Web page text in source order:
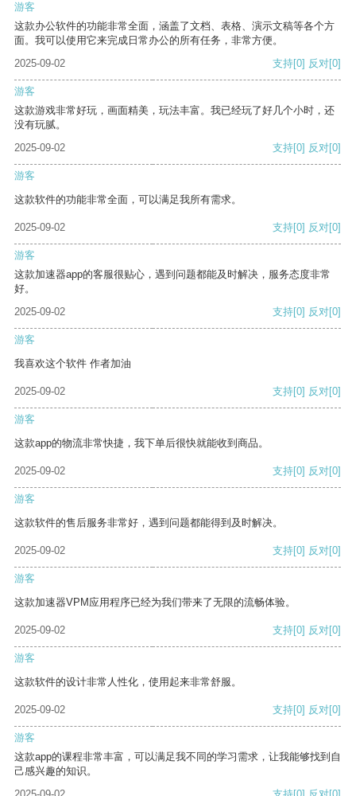
游客
这款办公软件的功能非常全面，涵盖了文档、表格、演示文稿等各个方
面。我可以使用它来完成日常办公的所有任务，非常方便。
2025-09-02
支持[0] 反对[0]
游客
这款游戏非常好玩，画面精美，玩法丰富。我已经玩了好几个小时，还
没有玩腻。
2025-09-02
支持[0] 反对[0]
游客
这款软件的功能非常全面，可以满足我所有需求。
2025-09-02 支持[0] 反对[0]
游客
这款加速器app的客服很贴心，遇到问题都能及时解决，服务态度非常
好。
2025-09-02
支持[0] 反对[0]
游客
我喜欢这个软件 作者加油
2025-09-02 支持[0] 反对[0]
游客
这款app的物流非常快捷，我下单后很快就能收到商品。
2025-09-02 支持[0] 反对[0]
游客
这款软件的售后服务非常好，遇到问题都能得到及时解决。
2025-09-02 支持[0] 反对[0]
游客
这款加速器VPM应用程序已经为我们带来了无限的流畅体验。
2025-09-02 支持[0] 反对[0]
游客
这款软件的设计非常人性化，使用起来非常舒服。
2025-09-02 支持[0] 反对[0]
游客
这款app的课程非常丰富，可以满足我不同的学习需求，让我能够找到自
己感兴趣的知识。